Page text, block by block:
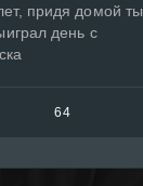
придя домой ты
день с
64